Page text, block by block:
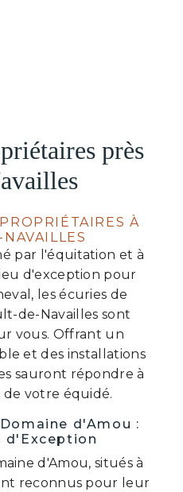
près
À
par l'équitation et à
d'exception pour
les écuries de
de-Navailles sont
vous. Offrant un
et des installations
sauront répondre à
de votre équidé.
d'Amou :
d'Exception
d'Amou, situés à
reconnus pour leur